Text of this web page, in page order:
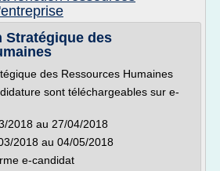
Stratégique des
des Ressources Humaines
sont téléchargeables sur e-
2018 au 27/04/2018
2018 au 04/05/2018
e-candidat